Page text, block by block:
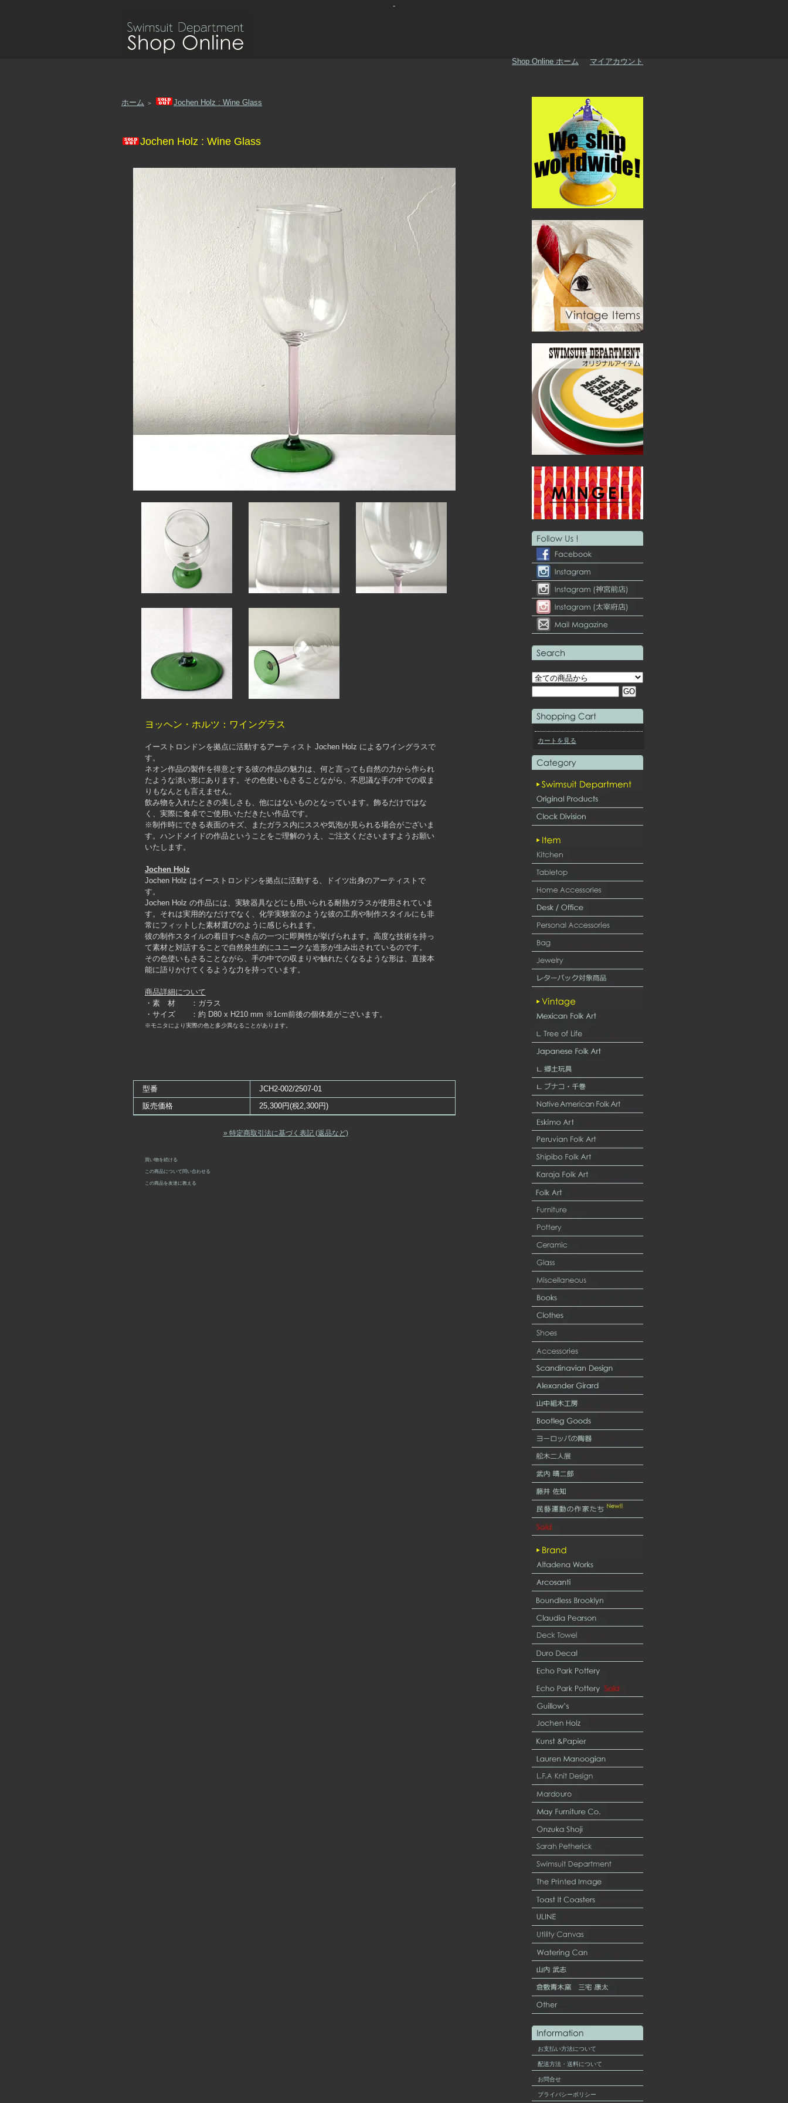
-
Shop Online ホーム マイアカウント
ホーム ＞ Jochen Holz : Wine Glass
Jochen Holz : Wine Glass
ヨッヘン・ホルツ：ワイングラス
イーストロンドンを拠点に活動するアーティスト Jochen Holz によるワイングラスで
す。
ネオン作品の製作を得意とする彼の作品の魅力は、何と言っても自然の力から作られ
たような淡い形にあります。その色使いもさることながら、不思議な手の中での収ま
りもなんとも言えません。
飲み物を入れたときの美しさも、他にはないものとなっています。飾るだけではな
く、実際に食卓でご使用いただきたい作品です。
※制作時にできる表面のキズ、またガラス内にススや気泡が見られる場合がございま
す。ハンドメイドの作品ということをご理解のうえ、ご注文くださいますようお願い
いたします。
Jochen Holz
Jochen Holz はイーストロンドンを拠点に活動する、ドイツ出身のアーティストで
す。
Jochen Holz の作品には、実験器具などにも用いられる耐熱ガラスが使用されていま
す。それは実用的なだけでなく、化学実験室のような彼の工房や制作スタイルにも非
常にフィットした素材選びのように感じられます。
彼の制作スタイルの着目すべき点の一つに即興性が挙げられます。高度な技術を持っ
て素材と対話することで自然発生的にユニークな造形が生み出されているのです。
その色使いもさることながら、手の中での収まりや触れたくなるような形は、直接本
能に語りかけてくるような力を持っています。
商品詳細について
・素 材 ：ガラス
・サイズ ：約 D80 x H210 mm ※1cm前後の個体差がございます。
※モニタにより実際の色と多少異なることがあります。
型番
JCH2-002/2507-01
販売価格
25,300円(税2,300円)
» 特定商取引法に基づく表記 (返品など)
買い物を続ける
この商品について問い合わせる
この商品を友達に教える
カートを見る
お支払い方法について
配送方法・送料について
お問合せ
プライバシーポリシー